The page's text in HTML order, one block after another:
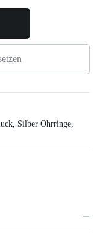
, Silber Ohrringe,